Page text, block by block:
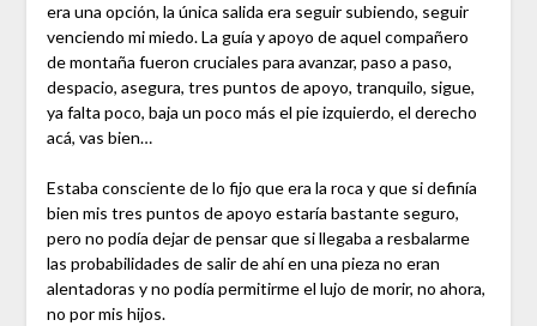
era una opción, la única salida era seguir subiendo, seguir
venciendo mi miedo. La guía y apoyo de aquel compañero
de montaña fueron cruciales para avanzar, paso a paso,
despacio, asegura, tres puntos de apoyo, tranquilo, sigue,
ya falta poco, baja un poco más el pie izquierdo, el derecho
acá, vas bien…
Estaba consciente de lo fijo que era la roca y que si definía
bien mis tres puntos de apoyo estaría bastante seguro,
pero no podía dejar de pensar que si llegaba a resbalarme
las probabilidades de salir de ahí en una pieza no eran
alentadoras y no podía permitirme el lujo de morir, no ahora,
no por mis hijos.